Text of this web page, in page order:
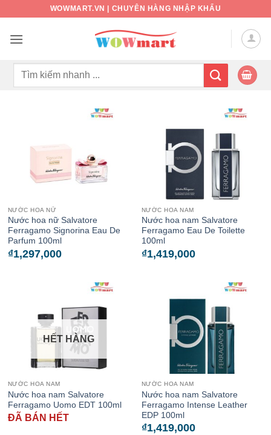
nội
WOWMART.VN | CHUYÊN HÀNG NHẬP KHẨU
Tìm
NƯỚC HOA NỮ
Nước hoa nữ Salvatore
Ferragamo Signorina Eau De
Parfum 100ml
₫1,297,000
NƯỚC HOA NAM
Nước hoa nam Salvatore
Ferragamo Eau De Toilette
100ml
₫1,419,000
HẾT HÀNG
NƯỚC HOA NAM
Nước hoa nam Salvatore
Ferragamo Uomo EDT 100ml
ĐÃ BÁN HẾT
NƯỚC HOA NAM
Nước hoa nam Salvatore
Ferragamo Intense Leather
EDP 100ml
₫1,419,000